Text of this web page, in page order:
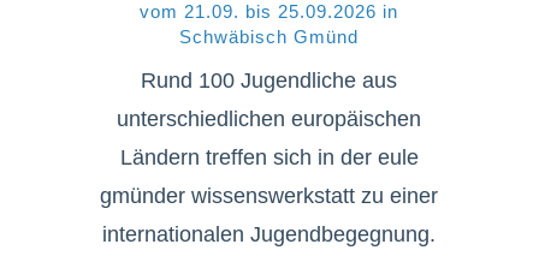
vom 21.09. bis 25.09.2026 in
Schwäbisch Gmünd
Rund 100 Jugendliche aus
unterschiedlichen europäischen
Ländern treffen sich in der eule
gmünder wissenswerkstatt zu einer
internationalen Jugendbegegnung.